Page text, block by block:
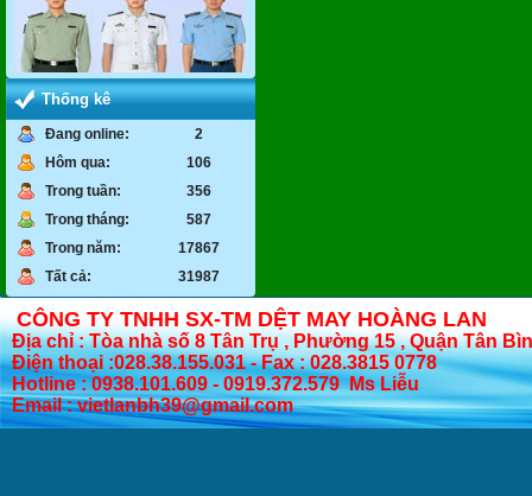
Thống kê
Đang online:
2
Hôm qua:
106
Trong tuần:
356
Trong tháng:
587
Trong năm:
17867
Tất cả:
31987
CÔNG TY TNHH SX-TM DỆT MAY HOÀNG LAN
Địa chỉ : Tòa nhà số 8 Tân Trụ , Phường 15 , Quận Tân
Điện thoại :028.38.155.031 - Fax : 028.3815 0778
Hotline : 0938.101.609 - 0919.372.579 Ms Liễu
Email : vietlanbh39@gmail.com